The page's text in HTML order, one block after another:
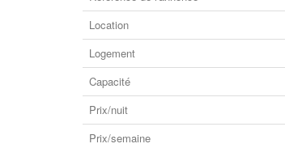
Location
Logement
Capacité
Prix/nuit
Prix/semaine